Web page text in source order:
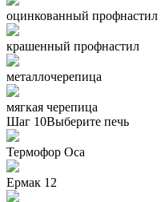
оцинкованный профнастил
крашенный профнастил
металлочерепица
мягкая черепица
Шаг 10Выберите печь
Термофор Oса
Ермак 12